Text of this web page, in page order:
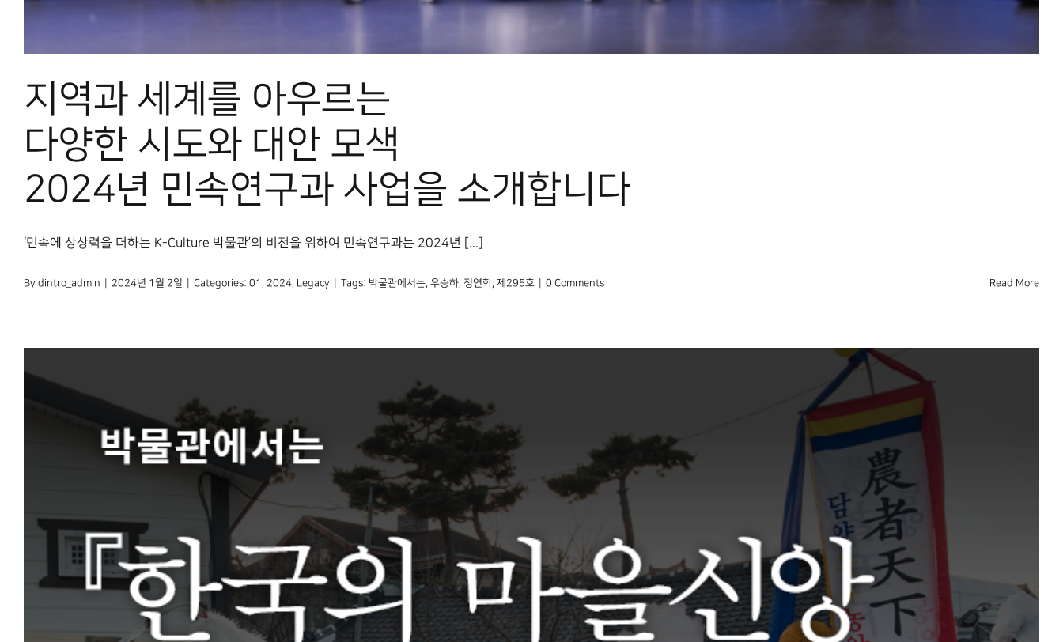
지역과 세계를 아우르는
다양한 시도와 대안 모색
2024년 민속연구과 사업을 소개합니다
‘민속에 상상력을 더하는 K-Culture 박물관’의 비전을 위하여 민속연구과는 2024년 [...]
By dintro_admin 2024년 1월 2일 Categories: 01 2024 Legacy Tags: 박물관에서는 우승하 정연학 제295호 0 Comments Read More